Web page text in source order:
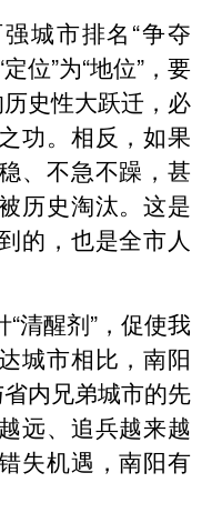
城市排名“争夺
位”为“地位”，要
史性大跃迁，必
功。相反，如果
、不急不躁，甚
历史淘汰。这是
的，也是全市人
清醒剂”，促使我
城市相比，南阳
内兄弟城市的先
远、追兵越来越
失机遇，南阳有